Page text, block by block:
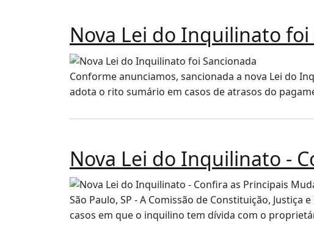
Nova Lei do Inquilinato foi
Conforme anunciamos, sancionada a nova Lei do
adota o rito sumário em casos de atrasos do
Nova Lei do Inquilinato -
São Paulo, SP - A Comissão de Constituição,
casos em que o inquilino tem dívida com o